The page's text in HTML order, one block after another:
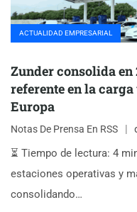
ACTUALIDAD EMPRESARIAL
Zunder consolida
referente en la
Europa
Notas De Prensa En RSS
⏳ Tiempo de lectura: 4
estaciones operativas y
consolidando…